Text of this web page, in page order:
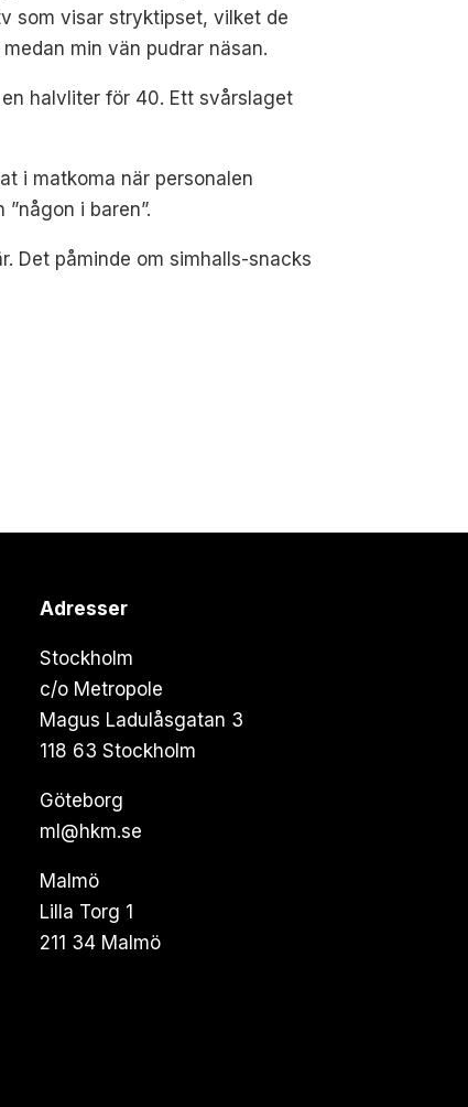
som visar stryktipset, vilket de
min vän pudrar näsan.
halvliter för 40. Ett svårslaget
i matkoma när personalen
i baren”.
Det påminde om simhalls-snacks
Adresser
Stockholm
c/o Metropole
Magus Ladulåsgatan 3
118 63 Stockholm
Göteborg
ml@hkm.se
Malmö
Lilla Torg 1
211 34 Malmö